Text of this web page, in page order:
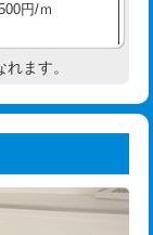
円
円
円
円
円/ｍ
調査
円
ます。